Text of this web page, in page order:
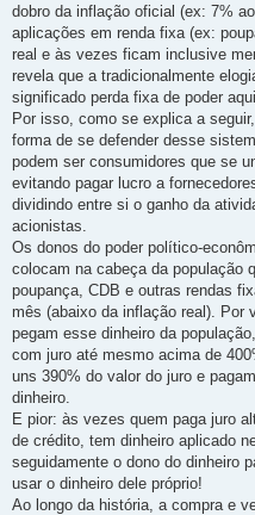
dobro da inflação oficial (ex: 7%
aplicações em renda fixa (ex:
real e às vezes ficam inclusive
revela que a tradicionalmente
significado perda fixa de poder
Por isso, como se explica a
forma de se defender desse
podem ser consumidores que se
evitando pagar lucro a
dividindo entre si o ganho da
acionistas.
Os donos do poder político-
colocam na cabeça da população
poupança, CDB e outras rendas
mês (abaixo da inflação real). Por
pegam esse dinheiro da
com juro até mesmo acima de
uns 390% do valor do juro e
dinheiro.
E pior: às vezes quem paga juro
de crédito, tem dinheiro aplicado
seguidamente o dono do dinheiro
usar o dinheiro dele próprio!
Ao longo da história, a compra e